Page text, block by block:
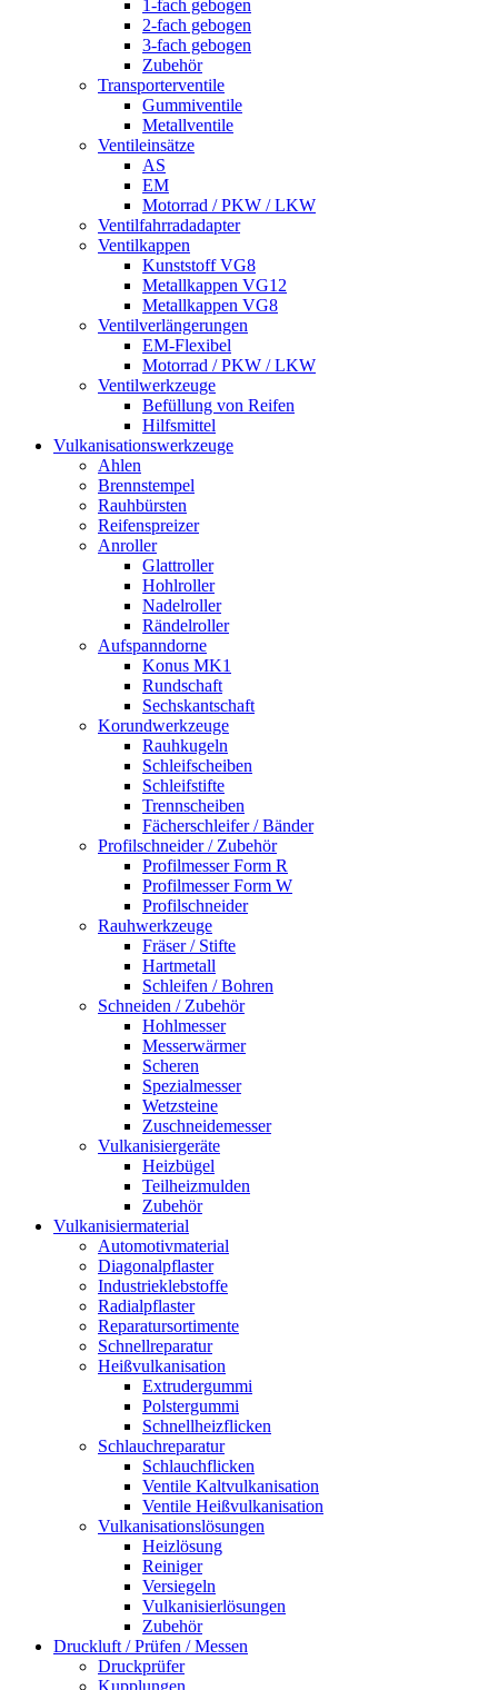
1-fach gebogen
2-fach gebogen
3-fach gebogen
Zubehör
Transporterventile
Gummiventile
Metallventile
Ventileinsätze
AS
EM
Motorrad / PKW / LKW
Ventilfahrradadapter
Ventilkappen
Kunststoff VG8
Metallkappen VG12
Metallkappen VG8
Ventilverlängerungen
EM-Flexibel
Motorrad / PKW / LKW
Ventilwerkzeuge
Befüllung von Reifen
Hilfsmittel
Vulkanisationswerkzeuge
Ahlen
Brennstempel
Rauhbürsten
Reifenspreizer
Anroller
Glattroller
Hohlroller
Nadelroller
Rändelroller
Aufspanndorne
Konus MK1
Rundschaft
Sechskantschaft
Korundwerkzeuge
Rauhkugeln
Schleifscheiben
Schleifstifte
Trennscheiben
Fächerschleifer / Bänder
Profilschneider / Zubehör
Profilmesser Form R
Profilmesser Form W
Profilschneider
Rauhwerkzeuge
Fräser / Stifte
Hartmetall
Schleifen / Bohren
Schneiden / Zubehör
Hohlmesser
Messerwärmer
Scheren
Spezialmesser
Wetzsteine
Zuschneidemesser
Vulkanisiergeräte
Heizbügel
Teilheizmulden
Zubehör
Vulkanisiermaterial
Automotivmaterial
Diagonalpflaster
Industrieklebstoffe
Radialpflaster
Reparatursortimente
Schnellreparatur
Heißvulkanisation
Extrudergummi
Polstergummi
Schnellheizflicken
Schlauchreparatur
Schlauchflicken
Ventile Kaltvulkanisation
Ventile Heißvulkanisation
Vulkanisationslösungen
Heizlösung
Reiniger
Versiegeln
Vulkanisierlösungen
Zubehör
Druckluft / Prüfen / Messen
Druckprüfer
Kupplungen